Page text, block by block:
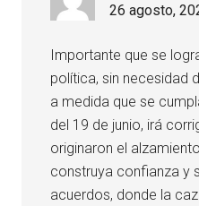
26 agosto,
Importante que se
política, sin necesidad
a medida que se
del 19 de junio, irá
originaron el
construya confianza y
acuerdos, donde la